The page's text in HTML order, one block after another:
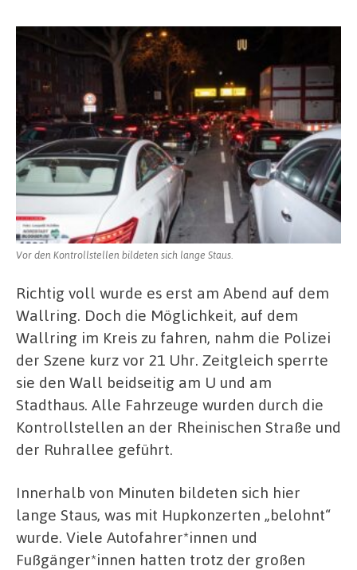
Vor den Kontrollstellen bildeten sich lange Staus.
Richtig voll wurde es erst am Abend auf dem
Wallring. Doch die Möglichkeit, auf dem
Wallring im Kreis zu fahren, nahm die Polizei
der Szene kurz vor 21 Uhr. Zeitgleich sperrte
sie den Wall beidseitig am U und am
Stadthaus. Alle Fahrzeuge wurden durch die
Kontrollstellen an der Rheinischen Straße und
der Ruhrallee geführt.
Innerhalb von Minuten bildeten sich hier
lange Staus, was mit Hupkonzerten „belohnt“
wurde. Viele Autofahrer*innen und
Fußgänger*innen hatten trotz der großen